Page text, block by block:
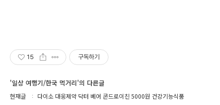
15 구독하기
'일상 여행기/한국 먹거리'의 다른글
현재글 다이소 대웅제약 닥터 베어 콘드로이친 5000원 건강기능식품